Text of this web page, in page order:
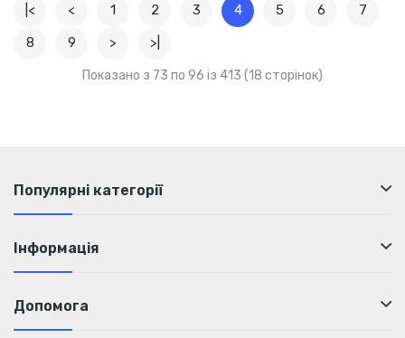
|< < 1 2 3 4 5 6
7
8
9 > >|
Показано з 73 по 96 із 413 (18 сторінок)
Популярні категорії
Інформація
Допомога